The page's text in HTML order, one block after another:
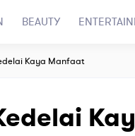
BEAUTY
Kaya Manfaat